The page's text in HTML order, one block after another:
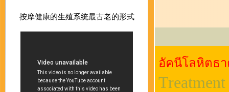
按摩健康的生殖系统最古老的形式
อัคนีโลหิตธ
Treatment